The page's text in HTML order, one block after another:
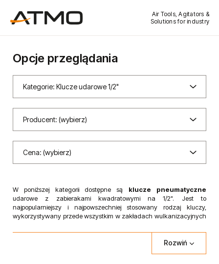
Air Tools, Agitators &
Solutions for industry
Opcje przeglądania
Kategorie: Klucze udarowe 1/2"
Producent: (wybierz)
Cena: (wybierz)
W poniższej kategorii dostępne są klucze pneumatyczne
udarowe z zabierakami kwadratowymi na 1/2". Jest to
najpopularniejszy i najpowszechniej stosowany rodzaj kluczy,
wykorzystywany przede wszystkim w zakładach wulkanizacyjnych
montażowe.
Rozwiń